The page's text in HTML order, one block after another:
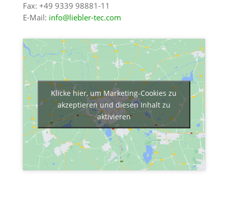
Fax: +49 9339 98881-11
E-Mail: info@liebler-tec.com
Klicke hier, um Marketing-Cookies zu
akzeptieren und diesen Inhalt zu
aktivieren